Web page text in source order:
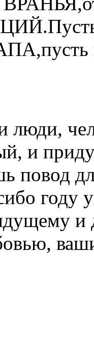
люди,
и
повод
году
и